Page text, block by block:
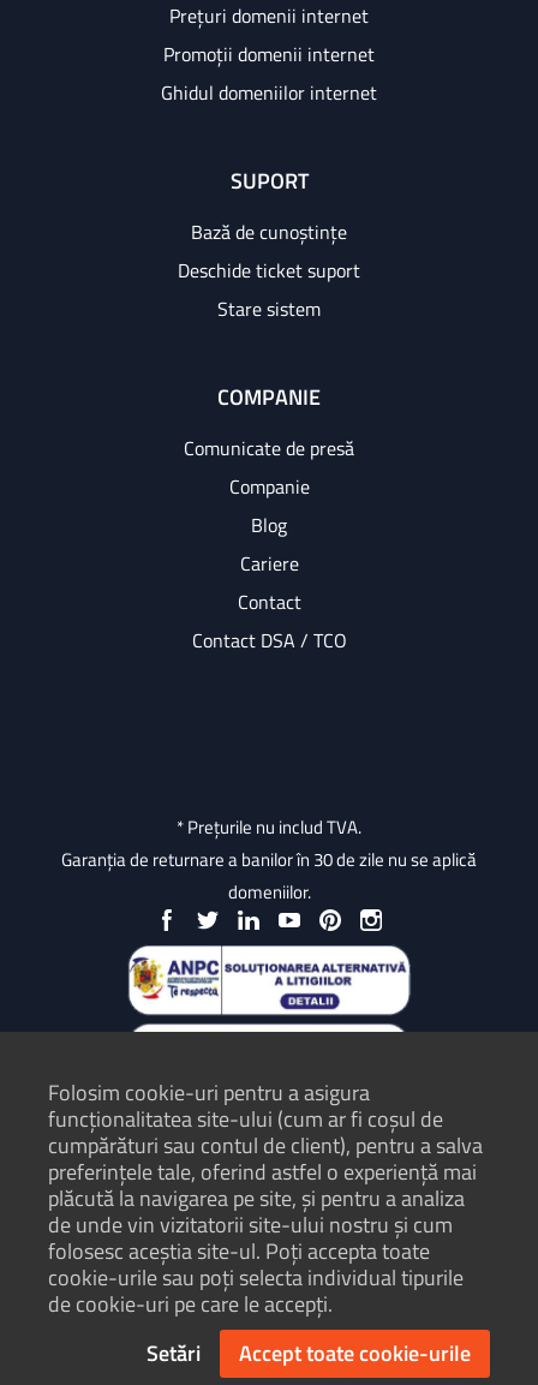
Prețuri domenii internet
Promoții domenii internet
Ghidul domeniilor internet
SUPORT
Bază de cunoștințe
Deschide ticket suport
Stare sistem
COMPANIE
Comunicate de presă
Companie
Blog
Cariere
Contact
Contact DSA / TCO
* Prețurile nu includ TVA.
Garanția de returnare a banilor în 30 de zile nu se aplică
domeniilor.
Protecția Consumatorilor - ANPC
Termeni și condiții
Politică de confidențialitate
Hartă site
Folosim cookie-uri pentru a asigura
funcționalitatea site-ului (cum ar fi coșul de
cumpărături sau contul de client), pentru a salva
preferințele tale, oferind astfel o experiență mai
plăcută la navigarea pe site, și pentru a analiza
de unde vin vizitatorii site-ului nostru și cum
folosesc aceștia site-ul. Poți accepta toate
cookie-urile sau poți selecta individual tipurile
de cookie-uri pe care le accepți.
Setări
Accept toate cookie-urile